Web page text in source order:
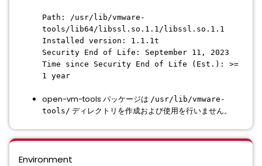
Path: /usr/lib/vmware-
tools/lib64/libssl.so.1.1/libssl.so.1.1
Installed version: 1.1.1t
Security End of Life: September 11, 2023
Time since Security End of Life (Est.): >=
1 year
open-vm-tools パッケージは /usr/lib/vmware-
tools/ ディレクトリを作成および使用を行いません。
Environment